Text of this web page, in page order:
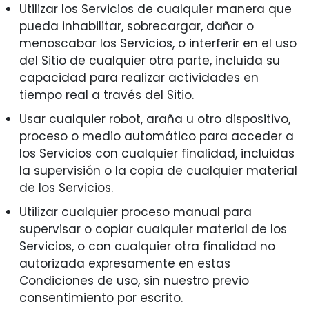
Utilizar los Servicios de cualquier manera que
pueda inhabilitar, sobrecargar, dañar o
menoscabar los Servicios, o interferir en el uso
del Sitio de cualquier otra parte, incluida su
capacidad para realizar actividades en
tiempo real a través del Sitio.
Usar cualquier robot, araña u otro dispositivo,
proceso o medio automático para acceder a
los Servicios con cualquier finalidad, incluidas
la supervisión o la copia de cualquier material
de los Servicios.
Utilizar cualquier proceso manual para
supervisar o copiar cualquier material de los
Servicios, o con cualquier otra finalidad no
autorizada expresamente en estas
Condiciones de uso, sin nuestro previo
consentimiento por escrito.